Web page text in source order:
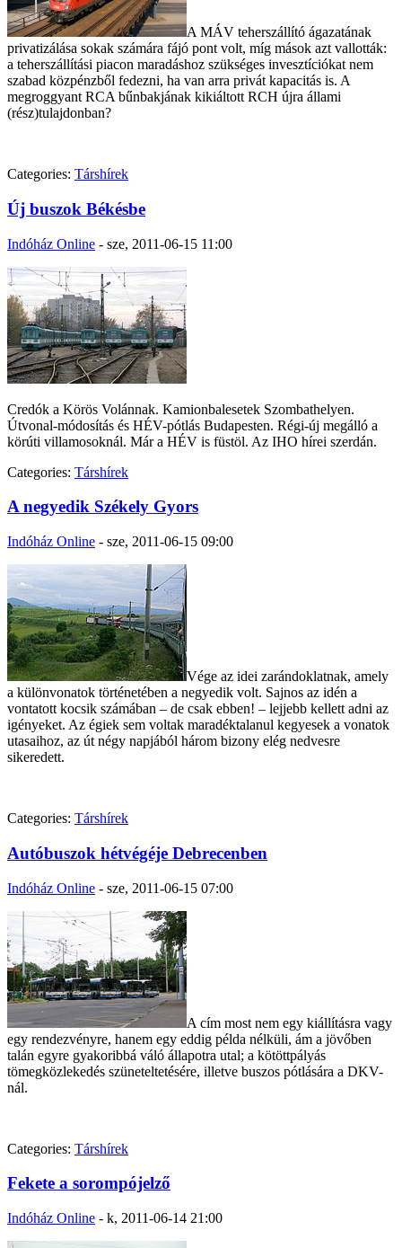
A MÁV teherszállító ágazatának
privatizálása sokak számára fájó pont volt, míg mások azt vallották:
a teherszállítási piacon maradáshoz szükséges invesztíciókat nem
szabad közpénzből fedezni, ha van arra privát kapacitás is. A
megroggyant RCA bűnbakjának kikiáltott RCH újra állami
(rész)tulajdonban?
Categories: Társhírek
Új buszok Békésbe
Indóház Online - sze, 2011-06-15 11:00
Credók a Körös Volánnak. Kamionbalesetek Szombathelyen.
Útvonal-módosítás és HÉV-pótlás Budapesten. Régi-új megálló a
körúti villamosoknál. Már a HÉV is füstöl. Az IHO hírei szerdán.
Categories: Társhírek
A negyedik Székely Gyors
Indóház Online - sze, 2011-06-15 09:00
Vége az idei zarándoklatnak, amely
a különvonatok történetében a negyedik volt. Sajnos az idén a
vontatott kocsik számában – de csak ebben! – lejjebb kellett adni az
igényeket. Az égiek sem voltak maradéktalanul kegyesek a vonatok
utasaihoz, az út négy napjából három bizony elég nedvesre
sikeredett.
Categories: Társhírek
Autóbuszok hétvégéje Debrecenben
Indóház Online - sze, 2011-06-15 07:00
A cím most nem egy kiállításra vagy
egy rendezvényre, hanem egy eddig példa nélküli, ám a jövőben
talán egyre gyakoribbá váló állapotra utal; a kötöttpályás
tömegközlekedés szüneteltetésére, illetve buszos pótlására a DKV-
nál.
Categories: Társhírek
Fekete a sorompójelző
Indóház Online - k, 2011-06-14 21:00